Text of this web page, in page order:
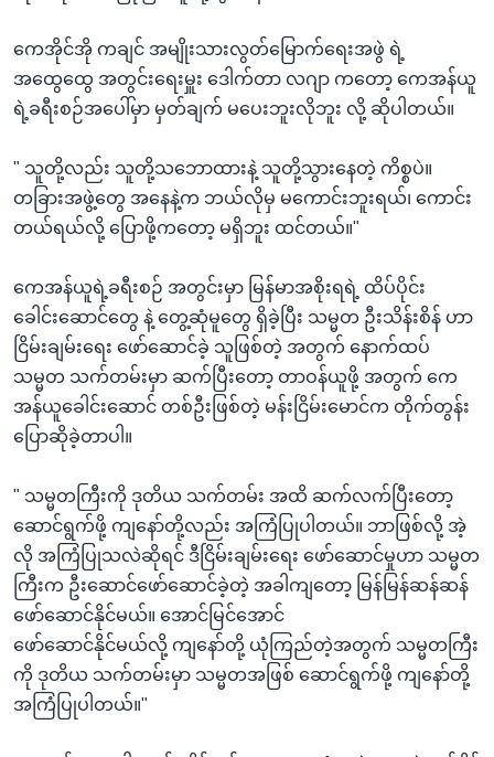
ကေအိုင်အို ကချင် အမျိုးသားလွတ်မြောက်ရေးအဖွဲ ရဲ့
အထွေထွေ အတွင်းရေးမှူး ဒေါက်တာ လဂျာ ကတော့ ကေအန်ယူ
ရဲ့ခရီးစဉ်အပေါ်မှာ မှတ်ချက် မပေးဘူးလိုဘူး လို့ ဆိုပါတယ်။
" သူတို့လည်း သူတို့သဘောထားနဲ့ သူတို့သွားနေတဲ့ ကိစ္စပဲ။
တခြားအဖွဲ့တွေ အနေနဲ့က ဘယ်လိုမှ မကောင်းဘူးရယ်၊ ကောင်း
တယ်ရယ်လို့ ပြောဖို့ကတော့ မရှိဘူး ထင်တယ်။"
ကေအန်ယူရဲ့ခရီးစဉ် အတွင်းမှာ မြန်မာအစိုးရရဲ့ ထိပ်ပိုင်း
ခေါင်းဆောင်တွေ နဲ့ တွေ့ဆုံမူတွေ ရှိခဲ့ပြီး သမ္မတ ဦးသိန်းစိန် ဟာ
ငြိမ်းချမ်းရေး ဖော်ဆောင်ခဲ့ သူဖြစ်တဲ့ အတွက် နောက်ထပ်
သမ္မတ သက်တမ်းမှာ ဆက်ပြီးတော့ တာဝန်ယူဖို့ အတွက် ကေ
အန်ယူခေါင်းဆောင် တစ်ဦးဖြစ်တဲ့ မန်းငြိမ်းမောင်က တိုက်တွန်း
ပြောဆိုခဲ့တာပါ။
" သမ္မတကြီးကို ဒုတိယ သက်တမ်း အထိ ဆက်လက်ပြီးတော့
ဆောင်ရွက်ဖို့ ကျနော်တို့လည်း အကြံပြုပါတယ်။ ဘာဖြစ်လို့ အဲ့
လို အကြံပြုသလဲဆိုရင် ဒီငြိမ်းချမ်းရေး ဖော်ဆောင်မှုဟာ သမ္မတ
ကြီးက ဦးဆောင်ဖော်ဆောင်ခဲ့တဲ့ အခါကျတော့ မြန်မြန်ဆန်ဆန်
ဖော်ဆောင်နိုင်မယ်။ အောင်မြင်အောင်
ဖော်ဆောင်နိုင်မယ်လို့ ကျနော်တို့ ယုံကြည်တဲ့အတွက် သမ္မတကြီး
ကို ဒုတိယ သက်တမ်းမှာ သမ္မတအဖြစ် ဆောင်ရွက်ဖို့ ကျနော်တို့
အကြံပြုပါတယ်။"